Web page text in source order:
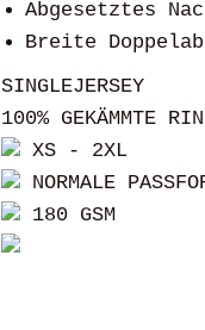
Abgesetztes
Breite
SINGLEJERSEY
100% GEKÄMMTE
XS - 2XL
NORMALE
180 GSM